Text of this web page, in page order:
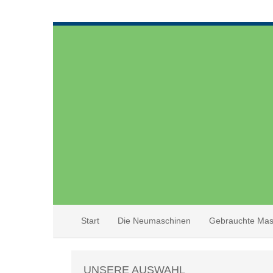
Start Die Neumaschinen Gebrauchte
UNSERE AUSWAHL